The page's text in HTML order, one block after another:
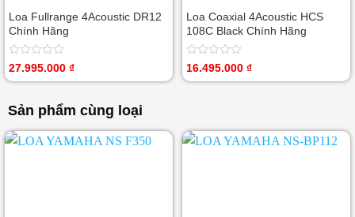
Loa Fullrange 4Acoustic DR12
Chính Hãng
Được
5
27.995.000 ₫
Loa Coaxial 4Acoustic HCS
108C Black Chính Hãng
Được
16.495.000 ₫
Sản phẩm cùng loại